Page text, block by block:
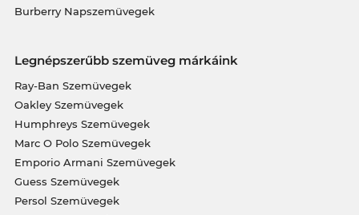
Burberry Napszemüvegek
Legnépszerűbb szemüveg márkáink
Ray-Ban Szemüvegek
Oakley Szemüvegek
Humphreys Szemüvegek
Marc O Polo Szemüvegek
Emporio Armani Szemüvegek
Guess Szemüvegek
Persol Szemüvegek